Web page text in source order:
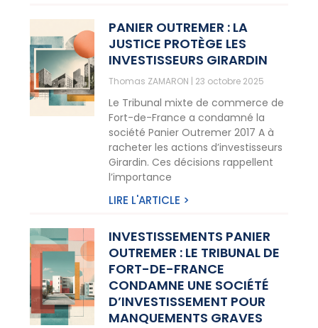
PANIER OUTREMER : LA
JUSTICE PROTÈGE LES
INVESTISSEURS GIRARDIN
Thomas ZAMARON 23 octobre 2025
Le Tribunal mixte de commerce de
Fort-de-France a condamné la
société Panier Outremer 2017 A à
racheter les actions d’investisseurs
Girardin. Ces décisions rappellent
l’importance
LIRE L'ARTICLE >
INVESTISSEMENTS PANIER
OUTREMER : LE TRIBUNAL DE
FORT-DE-FRANCE
CONDAMNE UNE SOCIÉTÉ
D’INVESTISSEMENT POUR
MANQUEMENTS GRAVES